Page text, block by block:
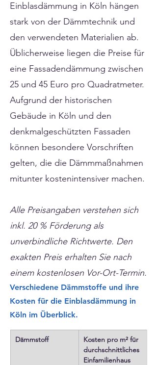
Einblasdämmung in Köln hängen
stark von der Dämmtechnik und
den verwendeten Materialien ab.
Üblicherweise liegen die Preise für
eine Fassadendämmung zwischen
25 und 45 Euro pro Quadratmeter.
Aufgrund der historischen
Gebäude in Köln und den
denkmalgeschützten Fassaden
können besondere Vorschriften
gelten, die die Dämmmaßnahmen
mitunter kostenintensiver machen.
Alle Preisangaben verstehen sich
inkl. 20 % Förderung als
unverbindliche Richtwerte. Den
exakten Preis erhalten Sie nach
einem kostenlosen Vor-Ort-Termin.
Verschiedene Dämmstoffe und ihre
Kosten für die Einblasdämmung in
Köln im Überblick.
Dämmstoff
Kosten pro m² für
durchschnittliches
Einfamilienhaus